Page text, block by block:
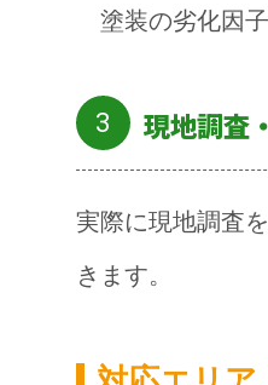
塗装の劣化因
現地調査
実際に現地調査
きます。